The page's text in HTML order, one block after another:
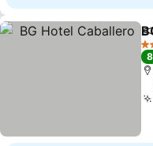
4